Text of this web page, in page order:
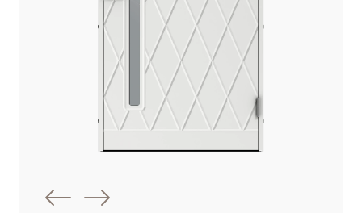
Föregående bild
Nästa bild